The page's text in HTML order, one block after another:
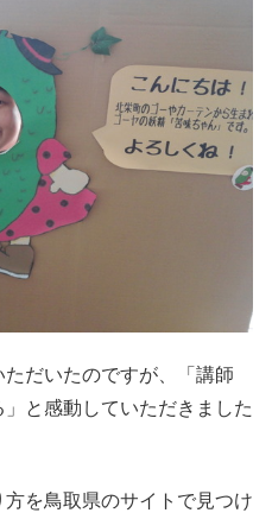
だいたのですが、「講師
と感動していただきました
を鳥取県のサイトで見つけ